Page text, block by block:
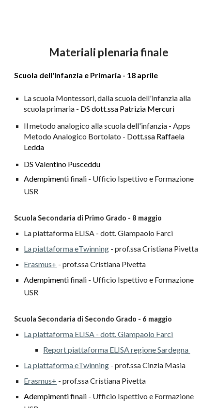
Materiali plenaria finale
Scuola dell'Infanzia e Primaria - 18 aprile
La scuola Montessori, dalla scuola dell'infanzia alla
scuola primaria - DS dott.ssa Patrizia Mercuri
Il metodo analogico alla scuola dell'infanzia -Apps
Metodo Analogico Bortolato - Dott.ssa Raffaela
Ledda
DS Valentino Pusceddu
Adempimenti finali - Ufficio Ispettivo e Formazione
USR
Scuola Secondaria di Primo Grado - 8 maggio
La piattaforma ELISA - dott. Giampaolo Farci
La piattaforma eTwinning - prof.ssa Cristiana Pivetta
Erasmus+ - prof.ssa Cristiana Pivetta
Adempimenti finali - Ufficio Ispettivo e Formazione
USR
Scuola Secondaria di Secondo Grado - 6 maggio
La piattaforma ELISA - dott. Giampaolo Farci
Report piattaforma ELISA regione Sardegna
La piattaforma eTwinning - prof.ssa Cinzia Masia
Erasmus+ - prof.ssa Cristiana Pivetta
Adempimenti finali - Ufficio Ispettivo e Formazione